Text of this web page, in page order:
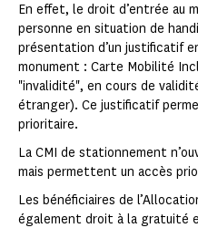
En effet, le droit d’entrée au
personne en situation de
présentation d’un justificatif
monument : Carte Mobilité
"invalidité", en cours de
étranger). Ce justificatif
prioritaire.
La CMI de stationnement
mais permettent un accès
Les bénéficiaires de
également droit à la gratuité